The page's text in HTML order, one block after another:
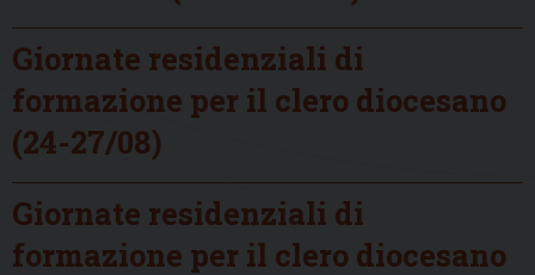
Giornate residenziali di
formazione per il clero diocesano
(24-27/08)
Giornate residenziali di
formazione per il clero diocesano